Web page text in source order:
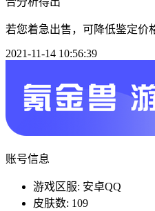
若您着急出售，可降低鉴定价
2021-11-14 10:56:39
账号信息
游戏区服: 安卓QQ
皮肤数: 109